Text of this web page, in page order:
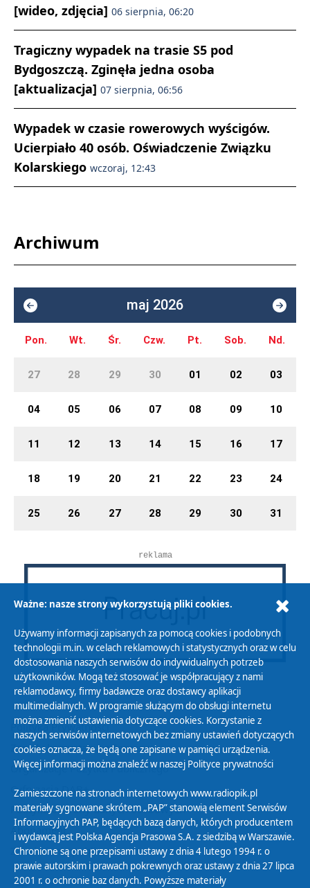
[wideo, zdjęcia] 06 sierpnia, 06:20
Tragiczny wypadek na trasie S5 pod
Bydgoszczą. Zginęła jedna osoba
[aktualizacja] 07 sierpnia, 06:56
Wypadek w czasie rowerowych wyścigów.
Ucierpiało 40 osób. Oświadczenie Związku
Kolarskiego wczoraj, 12:43
Archiwum
maj 2026
Pon. Wt. Śr. Czw. Pt. Sob. Nd.
27 28 29 30 01 02 03
04 05 06 07 08 09 10
11 12 13 14 15 16 17
18 19 20 21 22 23 24
25 26 27 28 29 30 31
reklama
Polityka Prywatności
Zasady korzystania z Serwisu
Organizacje Pożytku Publicznego
Cyfryzacja DAB+
Polityka ochrony danych osobowych
Abonament
Zamówienia publiczne
Ważne: nasze strony wykorzystują pliki cookies.
Używamy informacji zapisanych za pomocą cookies i podobnych
technologii m.in. w celach reklamowych i statystycznych oraz w celu
dostosowania naszych serwisów do indywidualnych potrzeb
użytkowników. Mogą też stosować je współpracujący z nami
reklamodawcy, firmy badawcze oraz dostawcy aplikacji
multimedialnych. W programie służącym do obsługi internetu
można zmienić ustawienia dotyczące cookies. Korzystanie z
naszych serwisów internetowych bez zmiany ustawień dotyczących
cookies oznacza, że będą one zapisane w pamięci urządzenia.
Więcej informacji można znaleźć w naszej Polityce prywatności
Zamieszczone na stronach internetowych www.radiopik.pl
materiały sygnowane skrótem „PAP” stanowią element Serwisów
Informacyjnych PAP, będących bazą danych, których producentem
i wydawcą jest Polska Agencja Prasowa S.A. z siedzibą w Warszawie.
Chronione są one przepisami ustawy z dnia 4 lutego 1994 r. o
prawie autorskim i prawach pokrewnych oraz ustawy z dnia 27 lipca
2001 r. o ochronie baz danych. Powyższe materiały